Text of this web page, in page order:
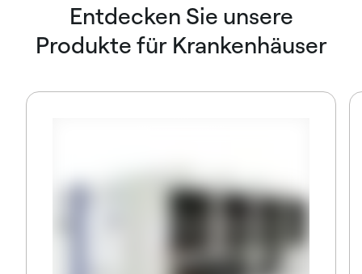
Entdecken Sie unsere
Produkte für Krankenhäuser